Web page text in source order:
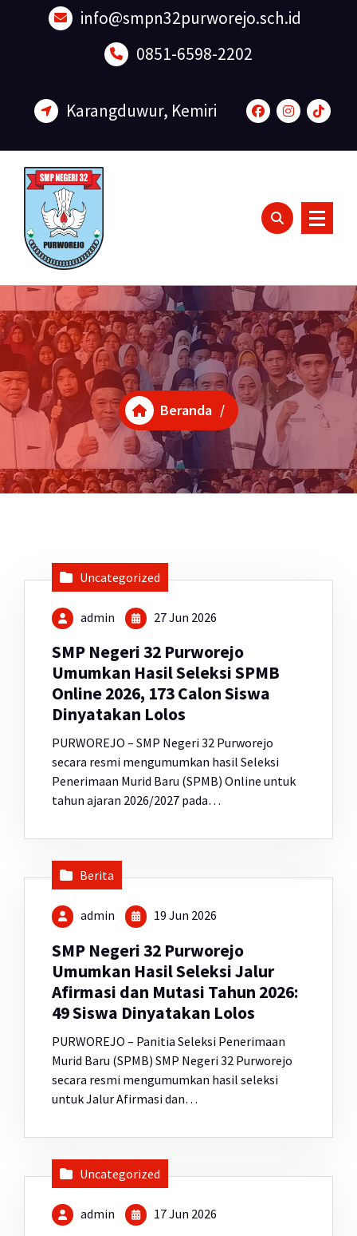
info@smpn32purworejo.sch.id
0851-6598-2202
Karangduwur, Kemiri
Beranda /
Uncategorized
admin 27 Jun 2026
SMP Negeri 32 Purworejo
Umumkan Hasil Seleksi SPMB
Online 2026, 173 Calon Siswa
Dinyatakan Lolos
PURWOREJO – SMP Negeri 32 Purworejo
secara resmi mengumumkan hasil Seleksi
Penerimaan Murid Baru (SPMB) Online untuk
tahun ajaran 2026/2027 pada…
Berita
admin 19 Jun 2026
SMP Negeri 32 Purworejo
Umumkan Hasil Seleksi Jalur
Afirmasi dan Mutasi Tahun 2026:
49 Siswa Dinyatakan Lolos
PURWOREJO – Panitia Seleksi Penerimaan
Murid Baru (SPMB) SMP Negeri 32 Purworejo
secara resmi mengumumkan hasil seleksi
untuk Jalur Afirmasi dan…
Uncategorized
admin 17 Jun 2026